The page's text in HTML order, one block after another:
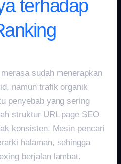
terhadap
sudah menerapkan
namun trafik organik
penyebab yang sering
struktur URL page SEO
konsisten. Mesin pencari
halaman, sehingga
berjalan lambat.